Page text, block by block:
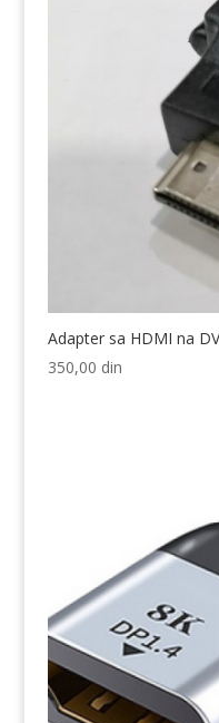
Adapter sa HDMI na
350,00 din